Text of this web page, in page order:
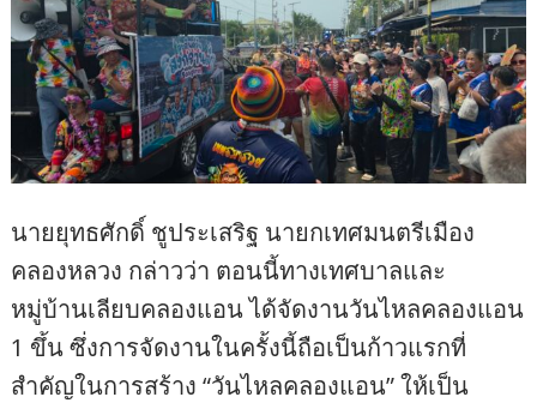
นายยุทธศักดิ์ ชูประเสริฐ นายกเทศมนตรีเมือง
คลองหลวง กล่าวว่า ตอนนี้ทางเทศบาลและ
หมู่บ้านเลียบคลองแอน ได้จัดงานวันไหลคลองแอน
1 ขึ้น ซึ่งการจัดงานในครั้งนี้ถือเป็นก้าวแรกที่
สำคัญในการสร้าง “วันไหลคลองแอน” ให้เป็น